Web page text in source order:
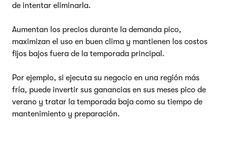
de intentar eliminarla.
Aumentan los precios durante la demanda pico,
maximizan el uso en buen clima y mantienen los costos
fijos bajos fuera de la temporada principal.
Por ejemplo, si ejecuta su negocio en una región más
fría, puede invertir sus ganancias en sus meses pico de
verano y tratar la temporada baja como su tiempo de
mantenimiento y preparación.